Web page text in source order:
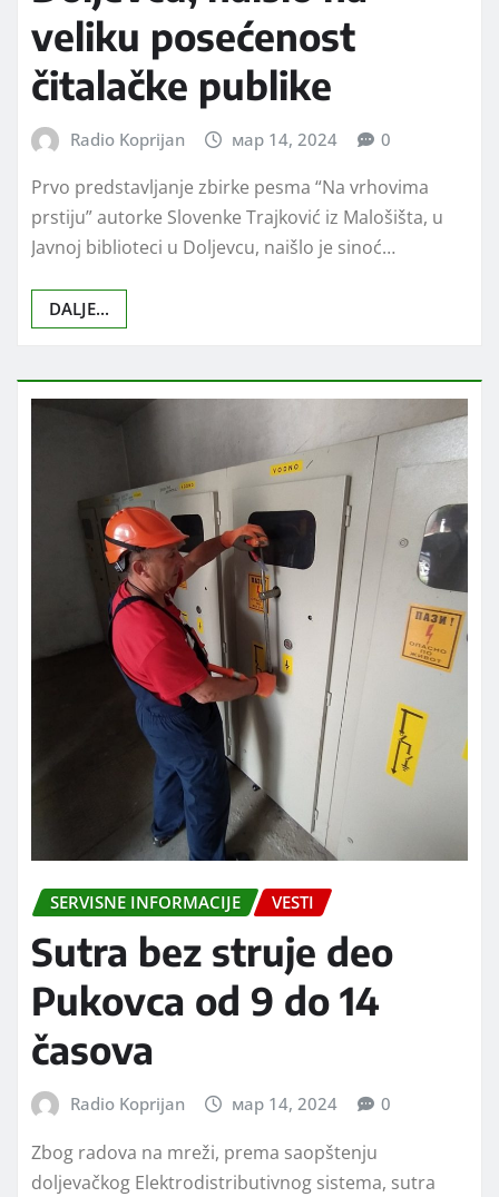
veliku posećenost
čitalačke publike
Radio Koprijan мар 14, 2024 0
Prvo predstavljanje zbirke pesma “Na vrhovima
prstiju” autorke Slovenke Trajković iz Malošišta, u
Javnoj biblioteci u Doljevcu, naišlo je sinoć…
DALJE...
SERVISNE INFORMACIJE VESTI
Sutra bez struje deo
Pukovca od 9 do 14
časova
Radio Koprijan мар 14, 2024 0
Zbog radova na mreži, prema saopštenju
doljevačkog Elektrodistributivnog sistema, sutra